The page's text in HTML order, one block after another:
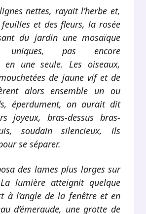
nettes, rayait l’herbe et,
et des fleurs, la rosée
du jardin une mosaïque
uniques, pas encore
en une seule. Les oiseaux,
de jaune vif et de
alors ensemble un ou
éperdument, on aurait dit
joyeux, bras-dessus bras-
soudain silencieux, ils
se séparer.
des lames plus larges sur
lumière atteignit quelque
à l’angle de la fenêtre et en
d’émeraude, une grotte de